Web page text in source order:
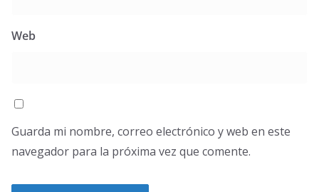
Web
Guarda mi nombre, correo electrónico y web en este
navegador para la próxima vez que comente.